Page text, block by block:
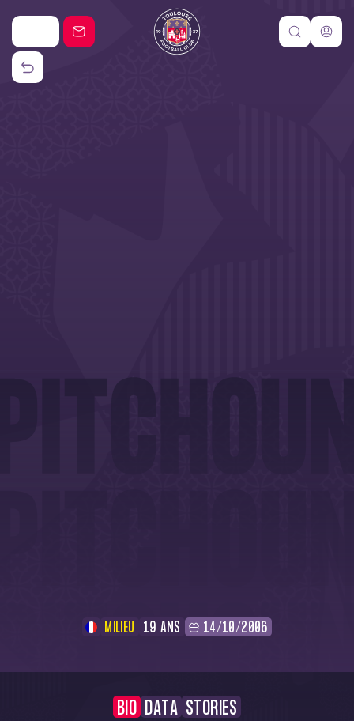
MILIEU 19 ANS 14/10/2006
BIO DATA STORIES